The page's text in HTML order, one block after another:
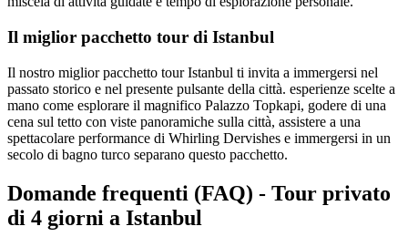
Il miglior pacchetto tour di Istanbul
Il nostro miglior pacchetto tour Istanbul ti invita a immergersi nel
passato storico e nel presente pulsante della città. esperienze scelte a
mano come esplorare il magnifico Palazzo Topkapi, godere di una
cena sul tetto con viste panoramiche sulla città, assistere a una
spettacolare performance di Whirling Dervishes e immergersi in un
secolo di bagno turco separano questo pacchetto.
Domande frequenti (FAQ) - Tour privato
di 4 giorni a Istanbul